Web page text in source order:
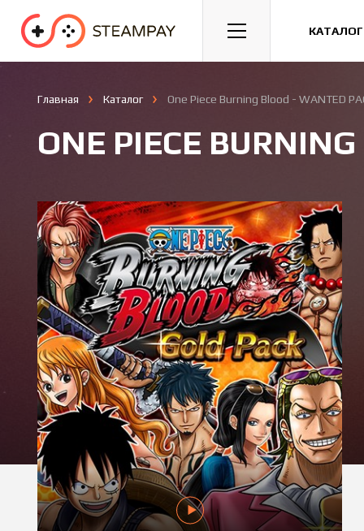
Спорт Гонки Казуальные
Главная Каталог One Piece Burning Blood - WANTED
ONE PIECE